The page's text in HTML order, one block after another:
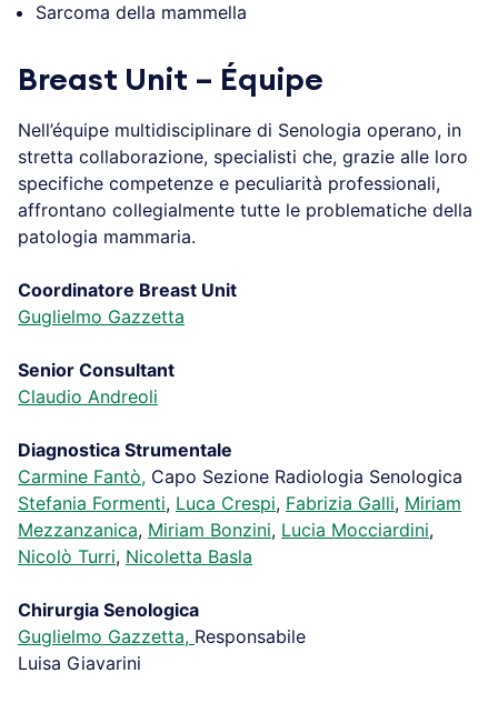
Sarcoma della mammella
Breast Unit – Équipe
Nell’équipe multidisciplinare di Senologia operano, in
stretta collaborazione, specialisti che, grazie alle loro
specifiche competenze e peculiarità professionali,
affrontano collegialmente tutte le problematiche della
patologia mammaria.
Coordinatore Breast Unit
Guglielmo Gazzetta
Senior Consultant
Claudio Andreoli
Diagnostica Strumentale
Carmine Fantò, Capo Sezione Radiologia Senologica
Stefania Formenti, Luca Crespi, Fabrizia Galli, Miriam
Mezzanzanica, Miriam Bonzini, Lucia Mocciardini,
Nicolò Turri, Nicoletta Basla
Chirurgia Senologica
Guglielmo Gazzetta, Responsabile
Luisa Giavarini